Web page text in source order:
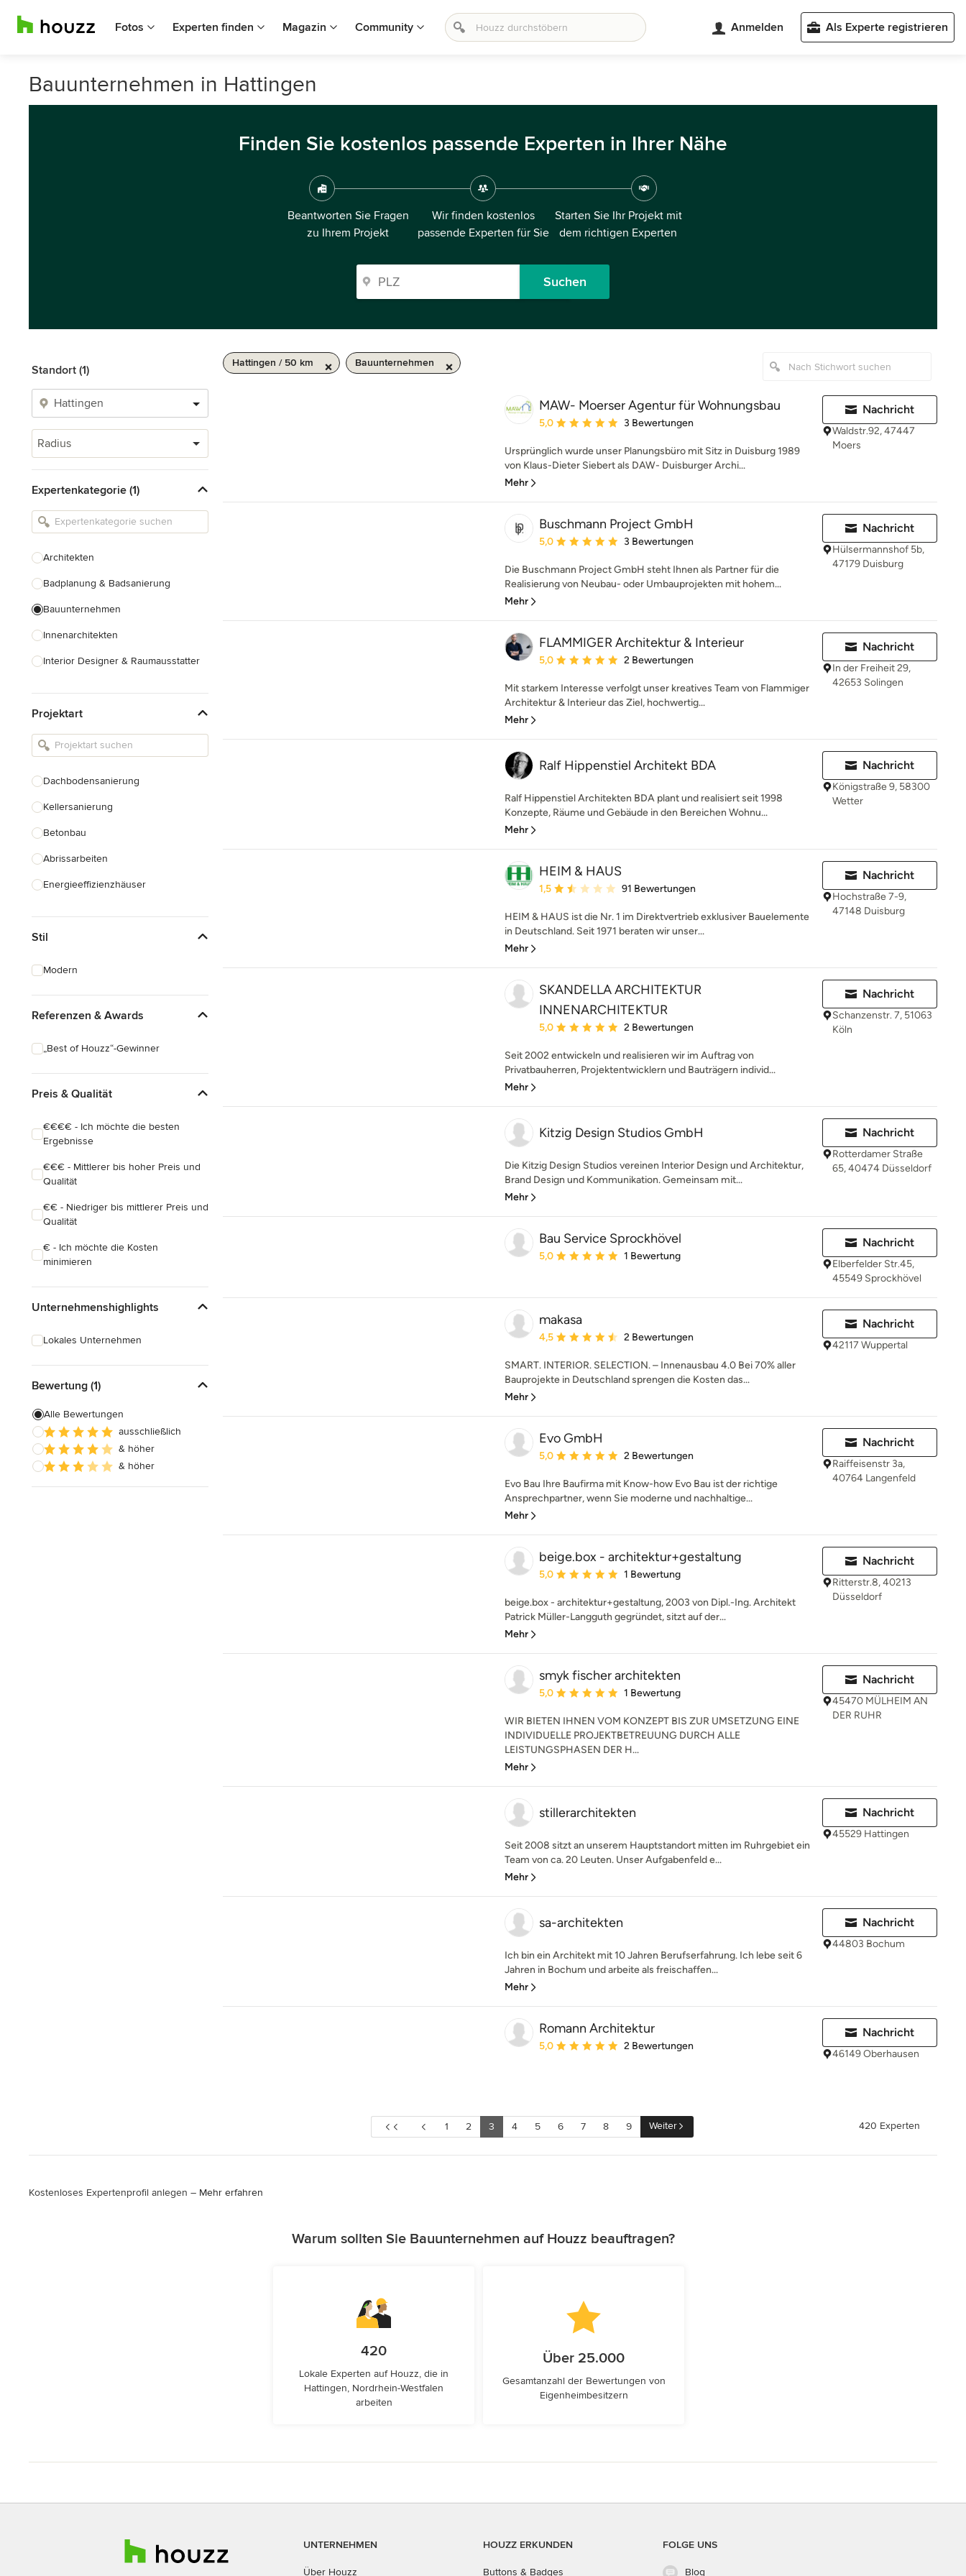
Fotos Experten finden Magazin Community Anmelden Als Experte registrieren
Bauunternehmen in Hattingen
Finden Sie kostenlos passende Experten in Ihrer Nähe
Beantworten Sie Fragen
zu Ihrem Projekt
Wir finden kostenlos
passende Experten für Sie
Starten Sie Ihr Projekt mit
dem richtigen Experten
Suchen
Standort (1)
Radius
Expertenkategorie (1)
Architekten
Badplanung & Badsanierung
Bauunternehmen
Innenarchitekten
Interior Designer & Raumausstatter
Landschaftsarchitekten
Armaturen & Sanitärbedarf
Projektart
Dachbodensanierung
Kellersanierung
Betonbau
Abrissarbeiten
Energieeffizienzhäuser
Garagenbau
Hauserweiterungen
Alle anzeigen
Stil
Modern
Referenzen & Awards
„Best of Houzz“-Gewinner
Preis & Qualität
€€€€ - Ich möchte die besten
Ergebnisse
€€€ - Mittlerer bis hoher Preis und
Qualität
€€ - Niedriger bis mittlerer Preis und
Qualität
€ - Ich möchte die Kosten
minimieren
Unternehmenshighlights
Lokales Unternehmen
Bewertung (1)
Alle Bewertungen
ausschließlich
& höher
& höher
Hattingen / 50 km Bauunternehmen
MAW- Moerser Agentur für Wohnungsbau
Durchschnittliche Bewertung: 5 von 5 Sternen
5,0 3 Bewertungen
Ursprünglich wurde unser Planungsbüro mit Sitz in Duisburg 1989
von Klaus-Dieter Siebert als DAW- Duisburger Archi...
Mehr
Nachricht
Waldstr.92, 47447
Moers
Buschmann Project GmbH
Durchschnittliche Bewertung: 5 von 5 Sternen
5,0 3 Bewertungen
Die Buschmann Project GmbH steht Ihnen als Partner für die
Realisierung von Neubau- oder Umbauprojekten mit hohem...
Mehr
Nachricht
Hülsermannshof 5b,
47179 Duisburg
FLAMMIGER Architektur & Interieur
Durchschnittliche Bewertung: 5 von 5 Sternen
5,0 2 Bewertungen
Mit starkem Interesse verfolgt unser kreatives Team von Flammiger
Architektur & Interieur das Ziel, hochwertig...
Mehr
Nachricht
In der Freiheit 29,
42653 Solingen
Ralf Hippenstiel Architekt BDA
Ralf Hippenstiel Architekten BDA plant und realisiert seit 1998
Konzepte, Räume und Gebäude in den Bereichen Wohnu...
Mehr
Nachricht
Königstraße 9, 58300
Wetter
HEIM & HAUS
Durchschnittliche Bewertung: 1.5 von 5 Sternen
1,5 91 Bewertungen
HEIM & HAUS ist die Nr. 1 im Direktvertrieb exklusiver Bauelemente
in Deutschland. Seit 1971 beraten wir unser...
Mehr
Nachricht
Hochstraße 7-9,
47148 Duisburg
SKANDELLA ARCHITEKTUR
INNENARCHITEKTUR
Durchschnittliche Bewertung: 5 von 5 Sternen
5,0 2 Bewertungen
Seit 2002 entwickeln und realisieren wir im Auftrag von
Privatbauherren, Projektentwicklern und Bauträgern individ...
Mehr
Nachricht
Schanzenstr. 7, 51063
Köln
Kitzig Design Studios GmbH
Die Kitzig Design Studios vereinen Interior Design und Architektur,
Brand Design und Kommunikation. Gemeinsam mit...
Mehr
Nachricht
Rotterdamer Straße
65, 40474 Düsseldorf
Bau Service Sprockhövel
Durchschnittliche Bewertung: 5 von 5 Sternen
5,0 1 Bewertung
Nachricht
Elberfelder Str.45,
45549 Sprockhövel
makasa
Durchschnittliche Bewertung: 4.5 von 5 Sternen
4,5 2 Bewertungen
SMART. INTERIOR. SELECTION. – Innenausbau 4.0 Bei 70% aller
Bauprojekte in Deutschland sprengen die Kosten das...
Mehr
Nachricht
42117 Wuppertal
Evo GmbH
Durchschnittliche Bewertung: 5 von 5 Sternen
5,0 2 Bewertungen
Evo Bau Ihre Baufirma mit Know-how Evo Bau ist der richtige
Ansprechpartner, wenn Sie moderne und nachhaltige...
Mehr
Nachricht
Raiffeisenstr 3a,
40764 Langenfeld
beige.box - architektur+gestaltung
Durchschnittliche Bewertung: 5 von 5 Sternen
5,0 1 Bewertung
beige.box - architektur+gestaltung, 2003 von Dipl.-Ing. Architekt
Patrick Müller-Langguth gegründet, sitzt auf der...
Mehr
Nachricht
Ritterstr.8, 40213
Düsseldorf
smyk fischer architekten
Durchschnittliche Bewertung: 5 von 5 Sternen
5,0 1 Bewertung
WIR BIETEN IHNEN VOM KONZEPT BIS ZUR UMSETZUNG EINE
INDIVIDUELLE PROJEKTBETREUUNG DURCH ALLE
LEISTUNGSPHASEN DER H...
Mehr
Nachricht
45470 MÜLHEIM AN
DER RUHR
stillerarchitekten
Seit 2008 sitzt an unserem Hauptstandort mitten im Ruhrgebiet ein
Team von ca. 20 Leuten. Unser Aufgabenfeld e...
Mehr
Nachricht
45529 Hattingen
sa-architekten
Ich bin ein Architekt mit 10 Jahren Berufserfahrung. Ich lebe seit 6
Jahren in Bochum und arbeite als freischaffen...
Mehr
Nachricht
44803 Bochum
Romann Architektur
Durchschnittliche Bewertung: 5 von 5 Sternen
5,0 2 Bewertungen
Nachricht
46149 Oberhausen
1 2 3 4 5 6 7 8 9 Weiter 420 Experten
Kostenloses Expertenprofil anlegen – Mehr erfahren
Warum sollten Sie Bauunternehmen auf Houzz beauftragen?
420
Lokale Experten auf Houzz, die in
Hattingen, Nordrhein-Westfalen
arbeiten
Über 25.000
Gesamtanzahl der Bewertungen von
Eigenheimbesitzern
UNTERNEHMEN
Über Houzz
HOUZZ ERKUNDEN
Buttons & Badges
FOLGE UNS
Blog